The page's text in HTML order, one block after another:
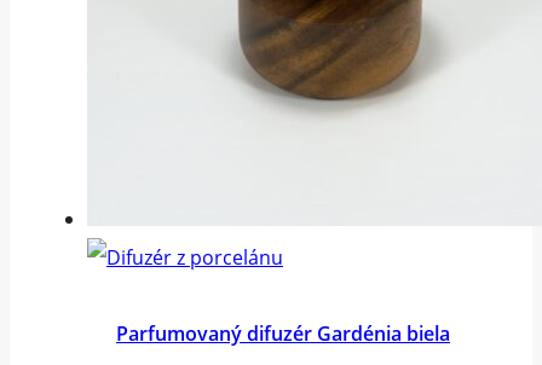
Parfumovaný difuzér Gardénia biela